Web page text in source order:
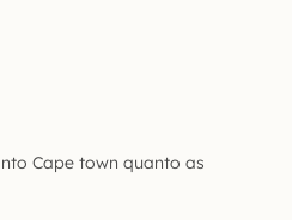
Cape town quanto as